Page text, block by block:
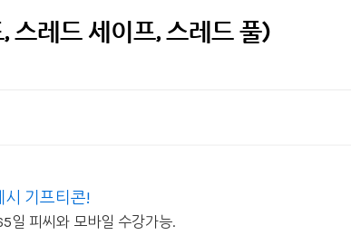
스레드 세이프, 스레드 풀)
시 기프티콘!
일 피씨와 모바일 수강가능.